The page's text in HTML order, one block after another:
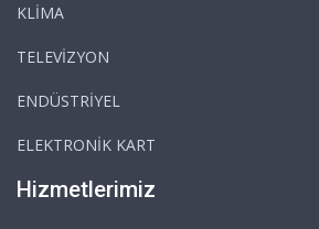
KLİMA
TELEVİZYON
ENDÜSTRİYEL
ELEKTRONİK KART
Hizmetlerimiz